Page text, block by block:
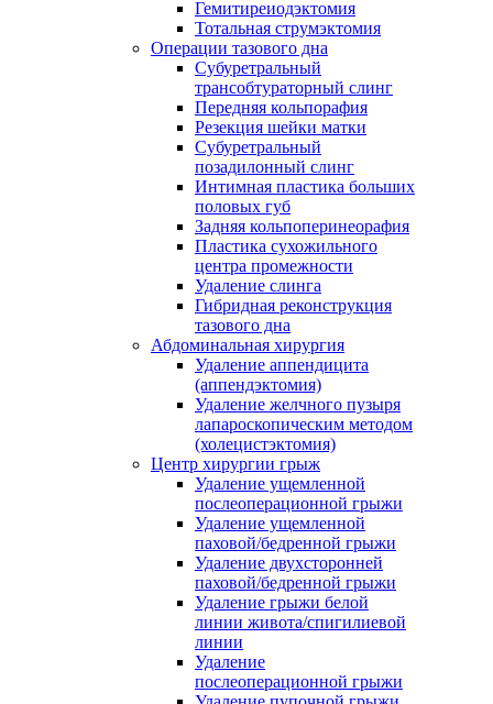
Гемитиреиодэктомия
Тотальная струмэктомия
Операции тазового дна
Субуретральный
трансобтураторный слинг
Передняя кольпорафия
Резекция шейки матки
Субуретральный
позадилонный слинг
Интимная пластика больших
половых губ
Задняя кольпоперинеорафия
Пластика сухожильного
центра промежности
Удаление слинга
Гибридная реконструкция
тазового дна
Абдоминальная хирургия
Удаление аппендицита
(аппендэктомия)
Удаление желчного пузыря
лапароскопическим методом
(холецистэктомия)
Центр хирургии грыж
Удаление ущемленной
послеоперационной грыжи
Удаление ущемленной
паховой/бедренной грыжи
Удаление двухсторонней
паховой/бедренной грыжи
Удаление грыжи белой
линии живота/спигилиевой
линии
Удаление
послеоперационной грыжи